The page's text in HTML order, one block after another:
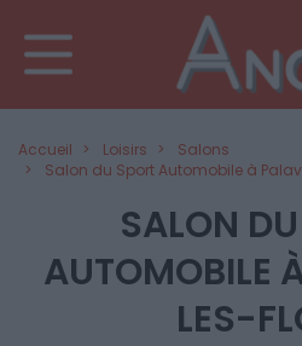
Accueil Loisirs
Salons
Salon du Sport Automobile à
SALON
AUTOMOBILE
LES-